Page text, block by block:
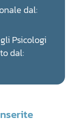
dal:
Psicologi
dal: